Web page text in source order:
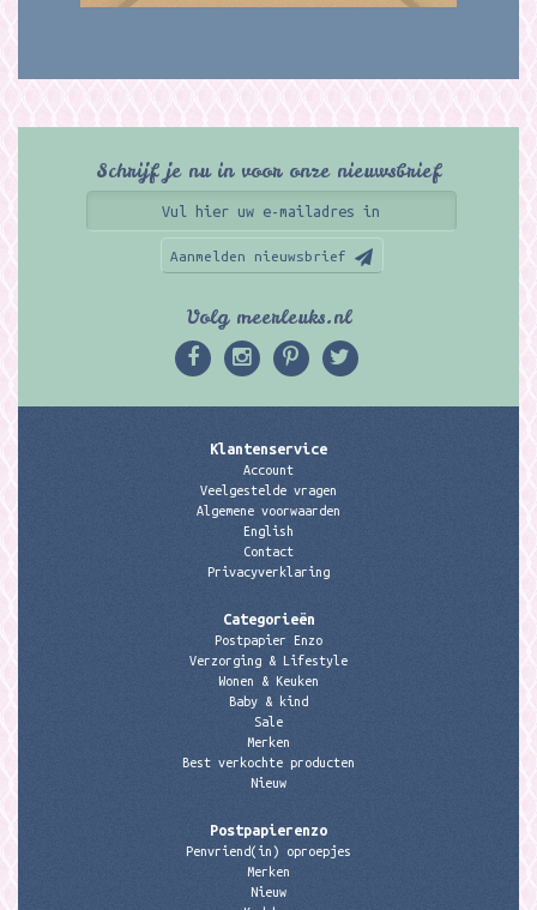
Schrijf je nu in voor onze nieuwsbrief
Aanmelden nieuwsbrief
Volg meerleuks.nl
Klantenservice
Account
Veelgestelde vragen
Algemene voorwaarden
English
Contact
Privacyverklaring
Categorieën
Postpapier Enzo
Verzorging & Lifestyle
Wonen & Keuken
Baby & kind
Sale
Merken
Best verkochte producten
Nieuw
Postpapierenzo
Penvriend(in) oproepjes
Merken
Nieuw